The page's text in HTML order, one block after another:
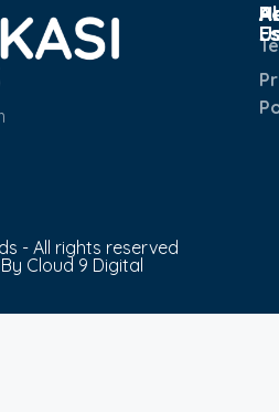
- All rights reserved
Cloud 9 Digital